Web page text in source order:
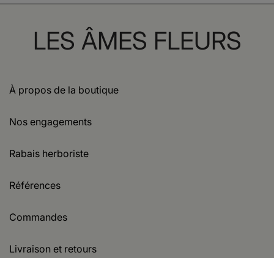
LES ÂMES FLEURS
À propos de la boutique
Nos engagements
Rabais herboriste
Références
Commandes
Livraison et retours